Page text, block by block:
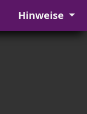
Hinweise